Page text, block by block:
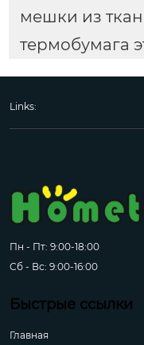
мешки из
термобумага
Links:
Пн - Пт: 9:00-18:00
Сб - Вс: 9:00-16:00
Быстрые ссылки
Главная